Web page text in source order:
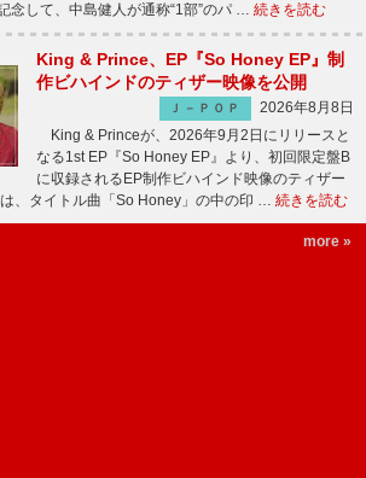
念して、中島健人が通称“1部”のパ … 続きを読む
King & Prince、EP『So Honey EP』制
作ビハインドのティザー映像を公開
Ｊ－ＰＯＰ
2026年8月8日
King & Princeが、2026年9月2日にリリースと
なる1st EP『So Honey EP』より、初回限定盤B
に収録されるEP制作ビハインド映像のティザー
、タイトル曲「So Honey」の中の印 … 続きを読む
more »